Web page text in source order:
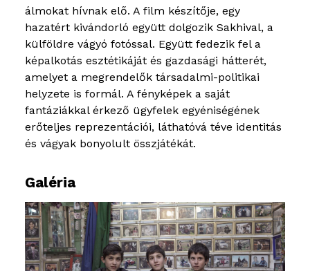
álmokat hívnak elő. A film készítője, egy
hazatért kivándorló együtt dolgozik Sakhival, a
külföldre vágyó fotóssal. Együtt fedezik fel a
képalkotás esztétikáját és gazdasági hátterét,
amelyet a megrendelők társadalmi-politikai
helyzete is formál. A fényképek a saját
fantáziákkal érkező ügyfelek egyéniségének
erőteljes reprezentációi, láthatóvá téve identitás
és vágyak bonyolult összjátékát.
Galéria